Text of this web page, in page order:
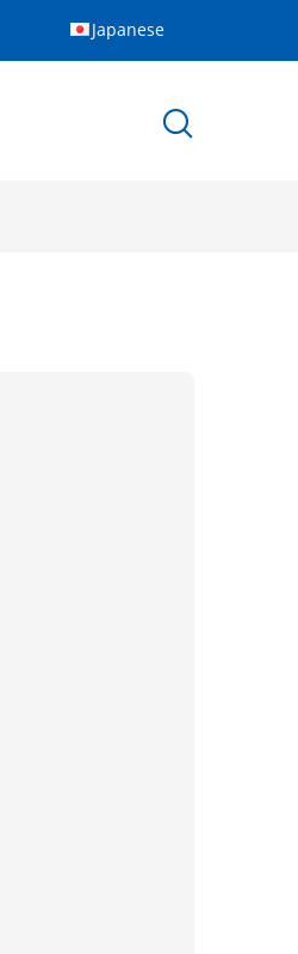
Japanese